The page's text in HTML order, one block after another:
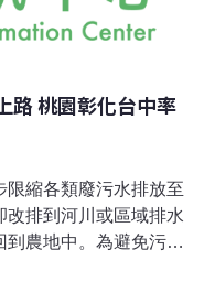
路 桃園彰化台中率
限縮各類廢污水排放至
改排到河川或區域排水
農地中。為避免污水